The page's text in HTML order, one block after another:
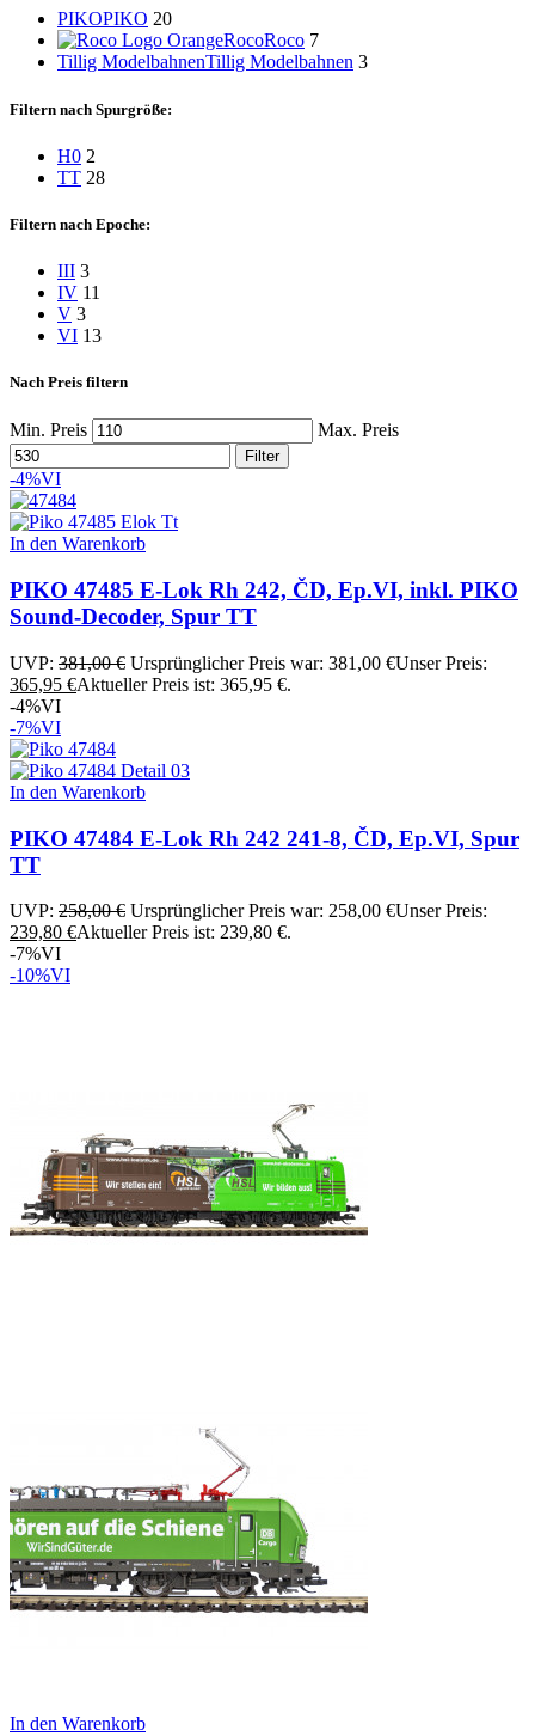
PIKOPIKO 20
RocoRoco 7
Tillig ModelbahnenTillig Modelbahnen 3
Filtern nach Spurgröße:
H0 2
TT 28
Filtern nach Epoche:
III 3
IV 11
V 3
VI 13
Nach Preis filtern
Min. Preis Max. Preis
Filter
-4%VI
In den Warenkorb
PIKO 47485 E-Lok Rh 242, ČD, Ep.VI, inkl. PIKO
Sound-Decoder, Spur TT
UVP: 381,00€ Ursprünglicher Preis war: 381,00 €Unser Preis:
365,95 €Aktueller Preis ist: 365,95 €.
-4%VI
-7%VI
In den Warenkorb
PIKO 47484 E-Lok Rh 242 241-8, ČD, Ep.VI, Spur
TT
UVP: 258,00€ Ursprünglicher Preis war: 258,00 €Unser Preis:
239,80 €Aktueller Preis ist: 239,80 €.
-7%VI
-10%VI
In den Warenkorb